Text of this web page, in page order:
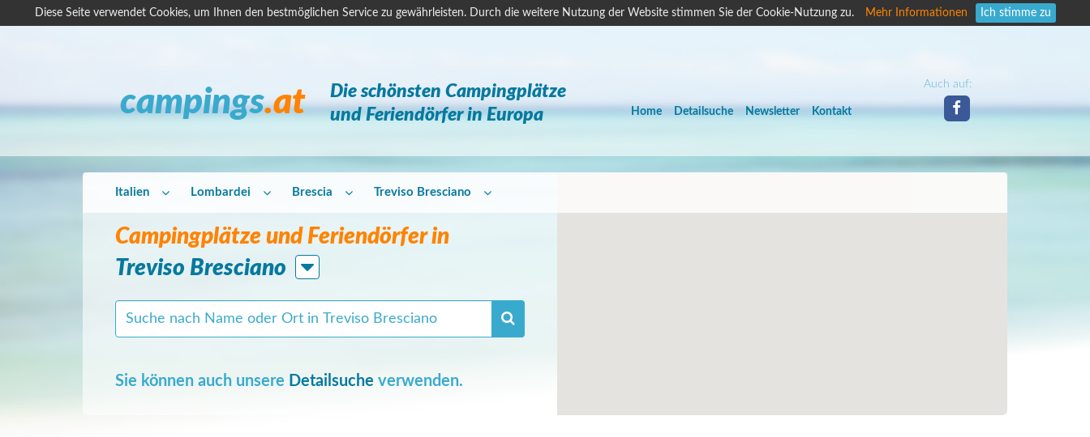
Diese Seite verwendet Cookies, um Ihnen den bestmöglichen Service zu gewährleisten. Durch die weitere Nutzung der Website stimmen Sie der Cookie-Nutzung zu. Mehr Informationen Ich stimme zu
campings.at
Die schönsten Campingplätze
und Feriendörfer in Europa
Home Detailsuche Newsletter Kontakt
Auch auf:
Campingplätze und Feriendörfer in
Treviso Bresciano
Sie können auch unsere Detailsuche verwenden.
Italien Lombardei Brescia Treviso Bresciano